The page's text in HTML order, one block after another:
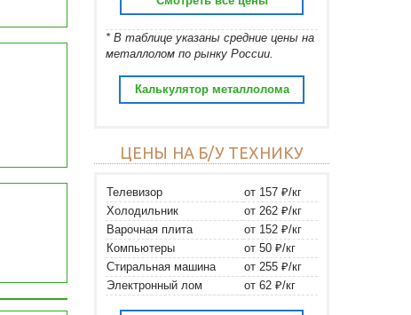
* В таблице указаны средние цены на
металлолом по рынку России.
Калькулятор металлолома
ЦЕНЫ НА Б/У ТЕХНИКУ
Телевизор
от 157 ₽/кг
Холодильник
от 262 ₽/кг
Варочная плита
от 152 ₽/кг
Компьютеры
от 50 ₽/кг
Стиральная машина
от 255 ₽/кг
Электронный лом
от 62 ₽/кг